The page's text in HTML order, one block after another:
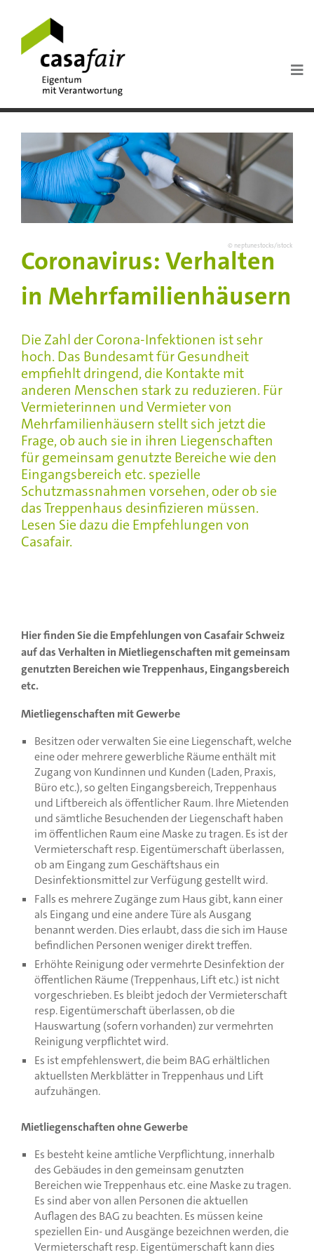
© neptunestocks/istock
Coronavirus: Verhalten
in Mehrfamilienhäusern
Die Zahl der Corona-Infektionen ist sehr
hoch. Das Bundesamt für Gesundheit
empfiehlt dringend, die Kontakte mit
anderen Menschen stark zu reduzieren. Für
Vermieterinnen und Vermieter von
Mehrfamilienhäusern stellt sich jetzt die
Frage, ob auch sie in ihren Liegenschaften
für gemeinsam genutzte Bereiche wie den
Eingangsbereich etc. spezielle
Schutzmassnahmen vorsehen, oder ob sie
das Treppenhaus desinfizieren müssen.
Lesen Sie dazu die Empfehlungen von
Casafair.
Hier finden Sie die Empfehlungen von Casafair Schweiz
auf das Verhalten in Mietliegenschaften mit gemeinsam
genutzten Bereichen wie Treppenhaus, Eingangsbereich
etc.
Mietliegenschaften mit Gewerbe
Besitzen oder verwalten Sie eine Liegenschaft, welche
eine oder mehrere gewerbliche Räume enthält mit
Zugang von Kundinnen und Kunden (Laden, Praxis,
Büro etc.), so gelten Eingangsbereich, Treppenhaus
und Liftbereich als öffentlicher Raum. Ihre Mietenden
und sämtliche Besuchenden der Liegenschaft haben
im öffentlichen Raum eine Maske zu tragen. Es ist der
Vermieterschaft resp. Eigentümerschaft überlassen,
ob am Eingang zum Geschäftshaus ein
Desinfektionsmittel zur Verfügung gestellt wird.
Falls es mehrere Zugänge zum Haus gibt, kann einer
als Eingang und eine andere Türe als Ausgang
benannt werden. Dies erlaubt, dass die sich im Hause
befindlichen Personen weniger direkt treffen.
Erhöhte Reinigung oder vermehrte Desinfektion der
öffentlichen Räume (Treppenhaus, Lift etc.) ist nicht
vorgeschrieben. Es bleibt jedoch der Vermieterschaft
resp. Eigentümerschaft überlassen, ob die
Hauswartung (sofern vorhanden) zur vermehrten
Reinigung verpflichtet wird.
Es ist empfehlenswert, die beim BAG erhältlichen
aktuellsten Merkblätter in Treppenhaus und Lift
aufzuhängen.
Mietliegenschaften ohne Gewerbe
Es besteht keine amtliche Verpflichtung, innerhalb
des Gebäudes in den gemeinsam genutzten
Bereichen wie Treppenhaus etc. eine Maske zu tragen.
Es sind aber von allen Personen die aktuellen
Auflagen des BAG zu beachten. Es müssen keine
speziellen Ein- und Ausgänge bezeichnen werden, die
Vermieterschaft resp. Eigentümerschaft kann dies